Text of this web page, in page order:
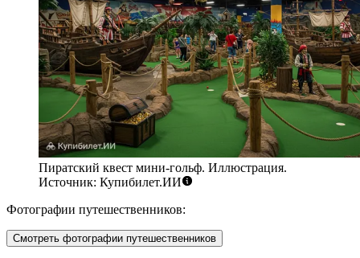
Пиратский квест мини-гольф. Иллюстрация.
Источник: Купибилет.ИИ
Фотографии путешественников:
Смотреть фотографии путешественников